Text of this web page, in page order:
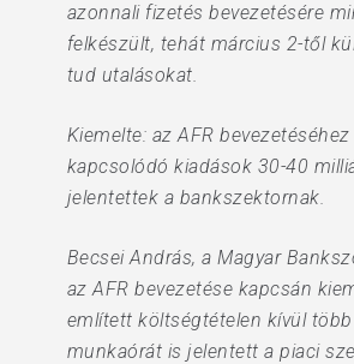
azonnali fizetés bevezetésére
felkészült, tehát március 2-től
tud utalásokat.
Kiemelte: az AFR
kapcsolódó kiadások 30-40
jelentettek a bankszektornak.
Becsei András, a Magyar
az AFR bevezetése kapcsán
említett költségtételen kívül
munkaórát is jelentett a piaci